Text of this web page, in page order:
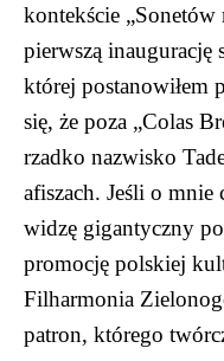
kontekście „Sonetów
pierwszą
której postanowiłem
się, że poza „Colas
rzadko nazwisko
afiszach. Jeśli o
widzę gigantyczny
promocję polskiej
Filharmonia
patron, którego